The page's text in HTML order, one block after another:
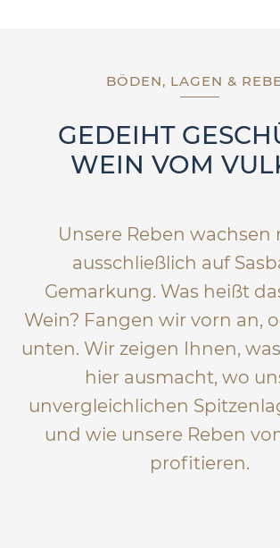
BÖDEN, LAGEN &
GEDEIHT
WEIN VOM
Unsere Reben wachsen
ausschließlich auf
Gemarkung. Was heißt
Wein? Fangen wir vorn an,
unten. Wir zeigen Ihnen,
hier ausmacht, wo
unvergleichlichen
und wie unsere Reben
profitieren.